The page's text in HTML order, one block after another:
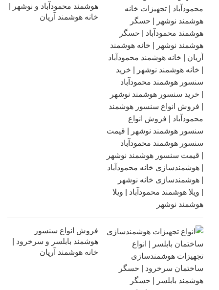
هوشمند محمودآباد و نوشهر |
خانه هوشمند آریان
فروش انواع سنسور
هوشمند بابلسر و سرخرود |
خانه هوشمند آریان